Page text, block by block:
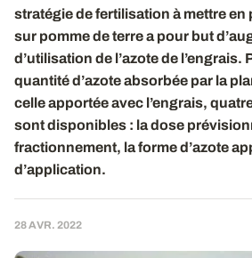
stratégie de fertilisation à mettre en
sur pomme de terre a pour but
d’utilisation de l’azote de l’engrais.
quantité d’azote absorbée par la
celle apportée avec l’engrais,
sont disponibles : la dose
fractionnement, la forme d’azote
d’application.
28 AVR. 2022